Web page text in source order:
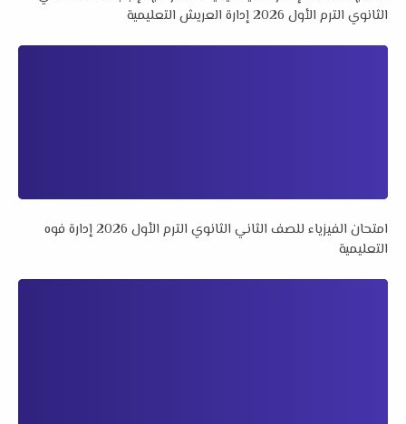
الثانوي الترم الأول 2026 إدارة العريش التعليمية
امتحان الفيزياء للصف الثاني الثانوي الترم الأول 2026 إدارة فوه
التعليمية